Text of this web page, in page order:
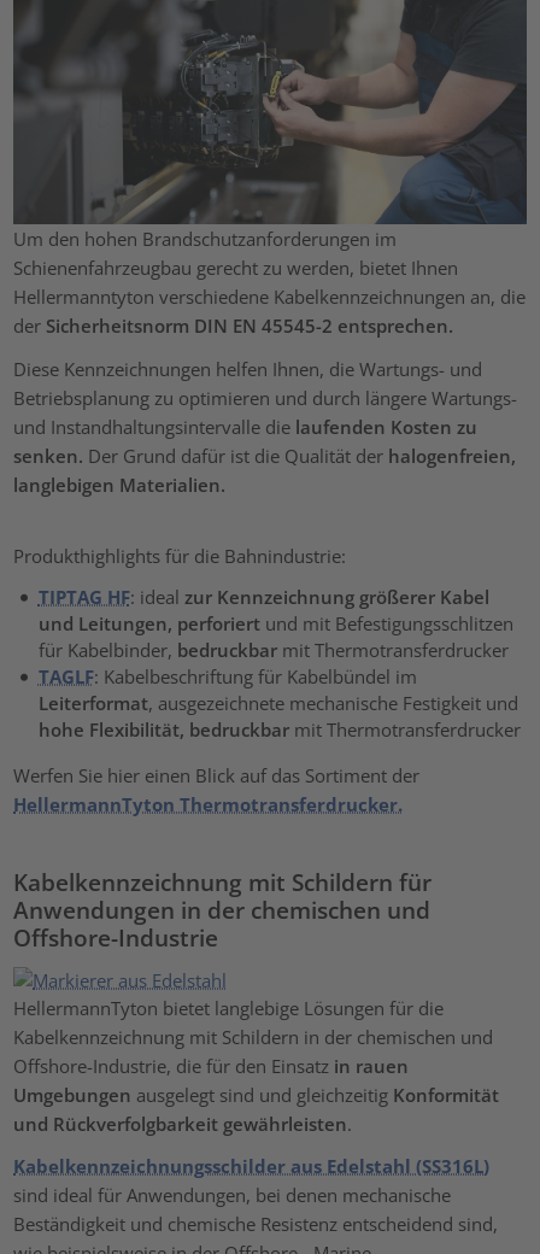
Um den hohen Brandschutzanforderungen im
Schienenfahrzeugbau gerecht zu werden, bietet Ihnen
Hellermanntyton verschiedene Kabelkennzeichnungen an, die
der Sicherheitsnorm DIN EN 45545-2 entsprechen.
Diese Kennzeichnungen helfen Ihnen, die Wartungs- und
Betriebsplanung zu optimieren und durch längere Wartungs-
und Instandhaltungsintervalle die laufenden Kosten zu
senken. Der Grund dafür ist die Qualität der halogenfreien,
langlebigen Materialien.
Produkthighlights für die Bahnindustrie:
TIPTAG HF: ideal zur Kennzeichnung größerer Kabel
und Leitungen, perforiertund mit Befestigungsschlitzen
für Kabelbinder, bedruckbarmit Thermotransferdrucker
TAGLF: Kabelbeschriftung für Kabelbündel im
Leiterformat, ausgezeichnete mechanische Festigkeit und
hohe Flexibilität, bedruckbarmit Thermotransferdrucker
Werfen Sie hier einen Blick auf das Sortiment der
HellermannTyton Thermotransferdrucker.
Kabelkennzeichnung mit Schildern für
Anwendungen in der chemischen und
Offshore-Industrie
HellermannTyton bietet langlebige Lösungen für die
Kabelkennzeichnung mit Schildern in der chemischen und
Offshore-Industrie, die für den Einsatz in rauen
Umgebungen ausgelegt sind und gleichzeitig Konformität
und Rückverfolgbarkeit gewährleisten.
Kabelkennzeichnungsschilder aus Edelstahl (SS316L)
sind ideal für Anwendungen, bei denen mechanische
Beständigkeit und chemische Resistenz entscheidend sind,